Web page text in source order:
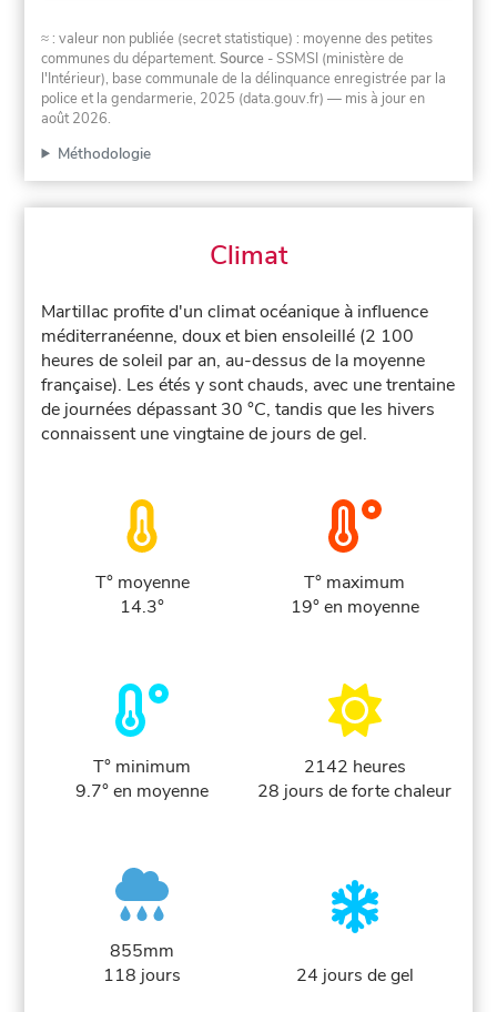
≈ : valeur non publiée (secret statistique) : moyenne des petites
communes du département.Source - SSMSI (ministère de
l'Intérieur), base communale de la délinquance enregistrée par la
police et la gendarmerie, 2025 (data.gouv.fr) — mis à jour en
août 2026.
Méthodologie
Climat
Martillac profite d'un climat océanique à influence
méditerranéenne, doux et bien ensoleillé (2 100
heures de soleil par an, au-dessus de la moyenne
française). Les étés y sont chauds, avec une trentaine
de journées dépassant 30 °C, tandis que les hivers
connaissent une vingtaine de jours de gel.
T° moyenne
14.3°
T° maximum
19° en moyenne
T° minimum
9.7° en moyenne
2142 heures
28 jours de forte chaleur
855mm
118 jours
24 jours de gel